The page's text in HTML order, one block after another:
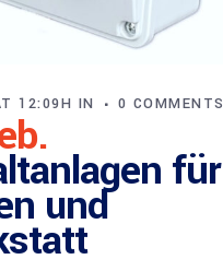
für
und
12:09H IN 0 COMMENTS